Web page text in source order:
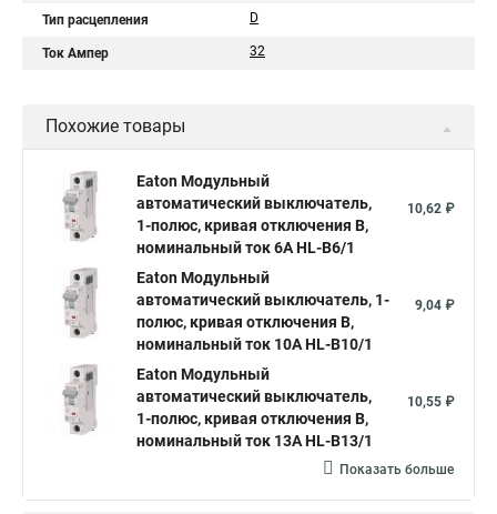
Тип расцепления D
Ток Ампер 32
Похожие товары
Eaton Модульный
автоматический выключатель,
1-полюс, кривая отключения B,
номинальный ток 6А HL-B6/1
10,62 ₽
Eaton Модульный
автоматический выключатель, 1-
полюс, кривая отключения B,
номинальный ток 10А HL-B10/1
9,04 ₽
Eaton Модульный
автоматический выключатель,
1-полюс, кривая отключения B,
номинальный ток 13А HL-B13/1
10,55 ₽
Показать больше